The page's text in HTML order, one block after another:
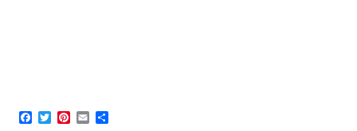
Facebook
TwitterPinterest
Email